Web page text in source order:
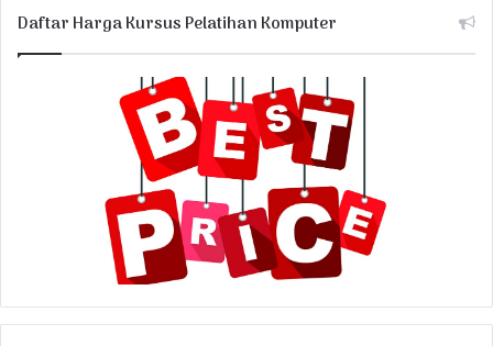
Daftar Harga Kursus Pelatihan Komputer